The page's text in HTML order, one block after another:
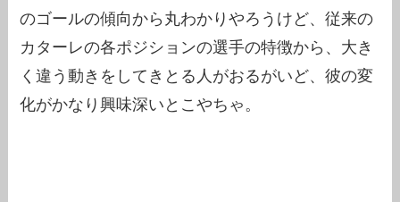
のゴールの傾向から丸わかりやろうけど、従来の
カターレの各ポジションの選手の特徴から、大き
く違う動きをしてきとる人がおるがいど、彼の変
化がかなり興味深いとこやちゃ。